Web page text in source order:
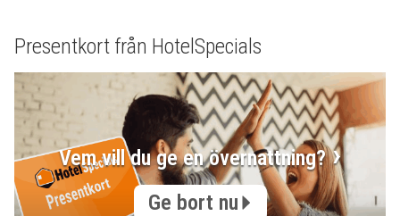
Presentkort från HotelSpecials
Vem vill du ge en övernattning?
Ge bort nu